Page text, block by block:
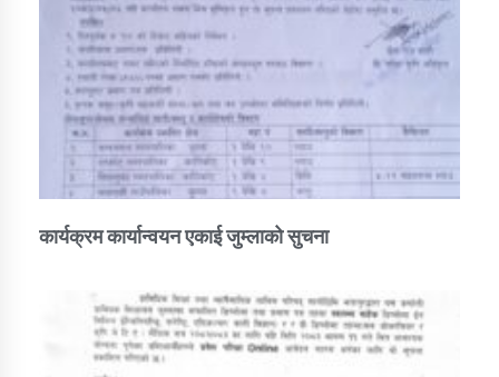
कार्यक्रम कार्यान्वयन एकाई जुम्लाको सुचना